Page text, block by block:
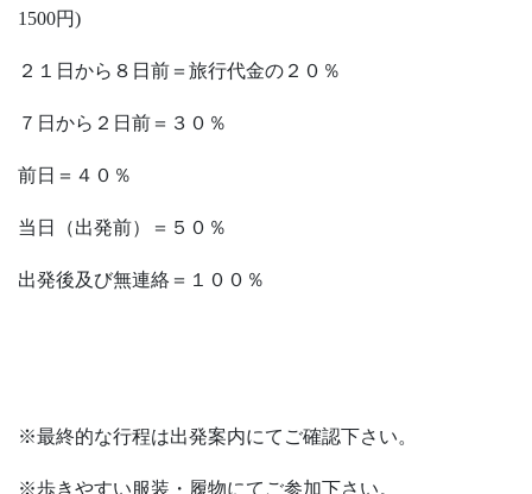
1500円)
２１日から８日前＝旅行代金の２０％
７日から２日前＝３０％
前日＝４０％
当日（出発前）＝５０％
出発後及び無連絡＝１００％
※最終的な行程は出発案内にてご確認下さい。
※歩きやすい服装・履物にてご参加下さい。